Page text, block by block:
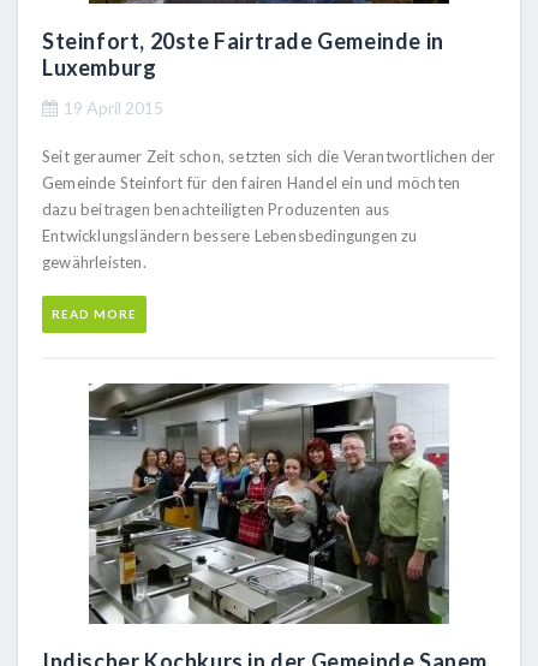
Steinfort, 20ste Fairtrade Gemeinde in
Luxemburg
19 April 2015
Seit geraumer Zeit schon, setzten sich die Verantwortlichen der
Gemeinde Steinfort für den fairen Handel ein und möchten
dazu beitragen benachteiligten Produzenten aus
Entwicklungsländern bessere Lebensbedingungen zu
gewährleisten.
READ MORE
Indischer Kochkurs in der Gemeinde Sanem